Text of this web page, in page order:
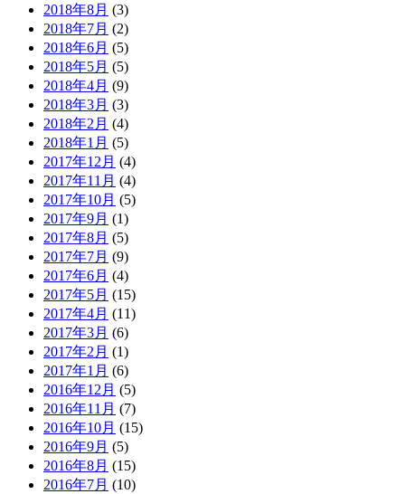
2018年8月 (3)
2018年7月 (2)
2018年6月 (5)
2018年5月 (5)
2018年4月 (9)
2018年3月 (3)
2018年2月 (4)
2018年1月 (5)
2017年12月 (4)
2017年11月 (4)
2017年10月 (5)
2017年9月 (1)
2017年8月 (5)
2017年7月 (9)
2017年6月 (4)
2017年5月 (15)
2017年4月 (11)
2017年3月 (6)
2017年2月 (1)
2017年1月 (6)
2016年12月 (5)
2016年11月 (7)
2016年10月 (15)
2016年9月 (5)
2016年8月 (15)
2016年7月 (10)